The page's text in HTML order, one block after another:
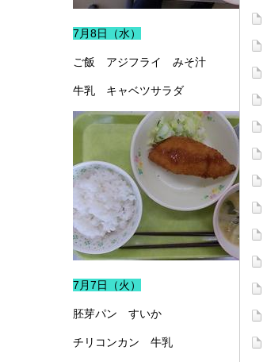
7月8日（水）
ご飯 アジフライ みそ汁
牛乳 キャベツサラダ
7月7日（火）
胚芽パン すいか
チリコンカン 牛乳